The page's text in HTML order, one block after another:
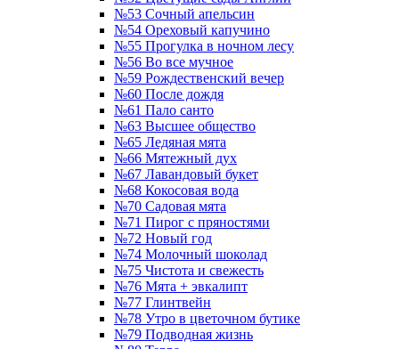
№53 Сочный апельсин
№54 Ореховый капучино
№55 Прогулка в ночном лесу
№56 Во все мучное
№59 Рождественский вечер
№60 После дождя
№61 Пало санто
№63 Высшее общество
№65 Ледяная мята
№66 Мятежный дух
№67 Лавандовый букет
№68 Кокосовая вода
№70 Садовая мята
№71 Пирог с пряностями
№72 Новый год
№74 Молочный шоколад
№75 Чистота и свежесть
№76 Мята + эвкалипт
№77 Глинтвейн
№78 Утро в цветочном бутике
№79 Подводная жизнь